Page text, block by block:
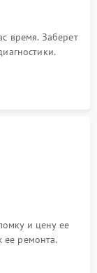
время. Заберет
и цену ее
ремонта.